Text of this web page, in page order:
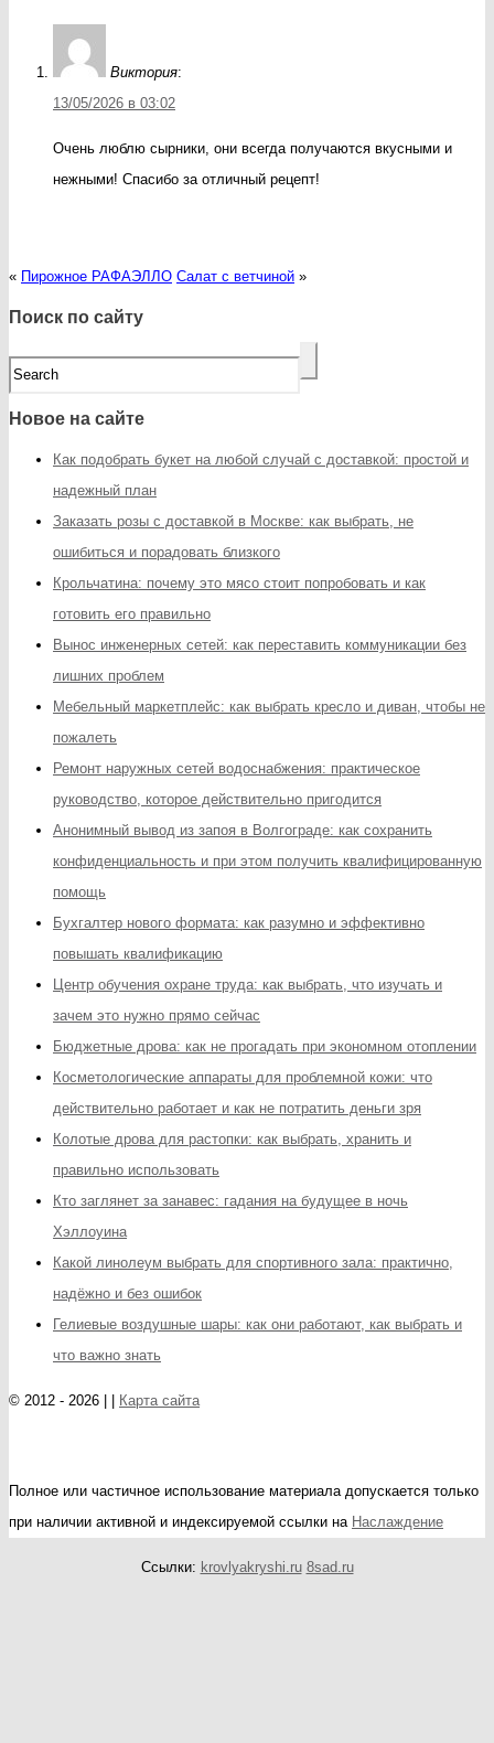
Виктория:
13/05/2026 в 03:02
Очень люблю сырники, они всегда получаются вкусными и
нежными! Спасибо за отличный рецепт!
« Пирожное РАФАЭЛЛО Салат с ветчиной »
Поиск по сайту
Новое на сайте
Как подобрать букет на любой случай с доставкой: простой и
надежный план
Заказать розы с доставкой в Москве: как выбрать, не
ошибиться и порадовать близкого
Крольчатина: почему это мясо стоит попробовать и как
готовить его правильно
Вынос инженерных сетей: как переставить коммуникации без
лишних проблем
Мебельный маркетплейс: как выбрать кресло и диван, чтобы не
пожалеть
Ремонт наружных сетей водоснабжения: практическое
руководство, которое действительно пригодится
Анонимный вывод из запоя в Волгограде: как сохранить
конфиденциальность и при этом получить квалифицированную
помощь
Бухгалтер нового формата: как разумно и эффективно
повышать квалификацию
Центр обучения охране труда: как выбрать, что изучать и
зачем это нужно прямо сейчас
Бюджетные дрова: как не прогадать при экономном отоплении
Косметологические аппараты для проблемной кожи: что
действительно работает и как не потратить деньги зря
Колотые дрова для растопки: как выбрать, хранить и
правильно использовать
Кто заглянет за занавес: гадания на будущее в ночь
Хэллоуина
Какой линолеум выбрать для спортивного зала: практично,
надёжно и без ошибок
Гелиевые воздушные шары: как они работают, как выбрать и
что важно знать
© 2012 - 2026 | | Карта сайта
Полное или частичное использование материала допускается только
при наличии активной и индексируемой ссылки на Наслаждение
Ссылки: krovlyakryshi.ru 8sad.ru